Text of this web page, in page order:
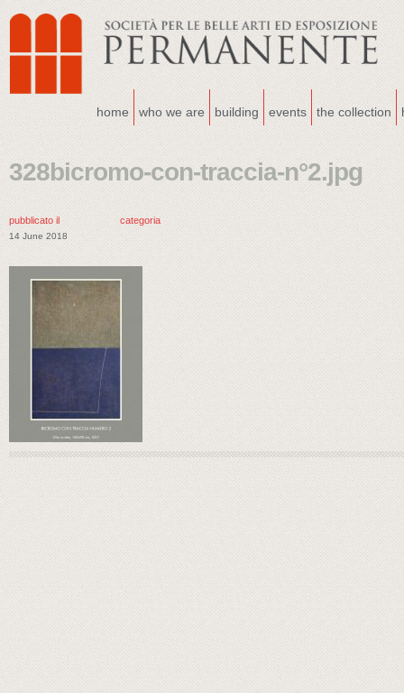
home who we are building events the collection
328bicromo-con-traccia-n°2.jpg
pubblicato il
14 June 2018
categoria